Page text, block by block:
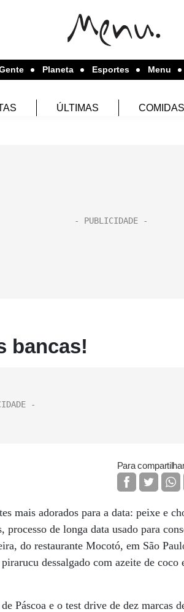
Planeta Esportes Menu
ÚLTIMAS COMIDAS
bancas!
Para
mais adorados para a data: peixe e
processo de longa data usado para
do restaurante Mocotó, em São
dessalgado com azeite de coco
Páscoa e o test drive de dez marcas